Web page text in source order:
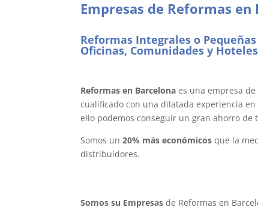
Empresas de Reformas en
reformas en barcelona
Reformas Integrales o
Oficinas, Comunidades y
Reformas en Barcelona es una empresa
cualificado con una dilatada experiencia
ello podemos conseguir un gran ahorro de
Somos un20% más económicos que la
distribuidores.
Somos su Empresas de Reformas en